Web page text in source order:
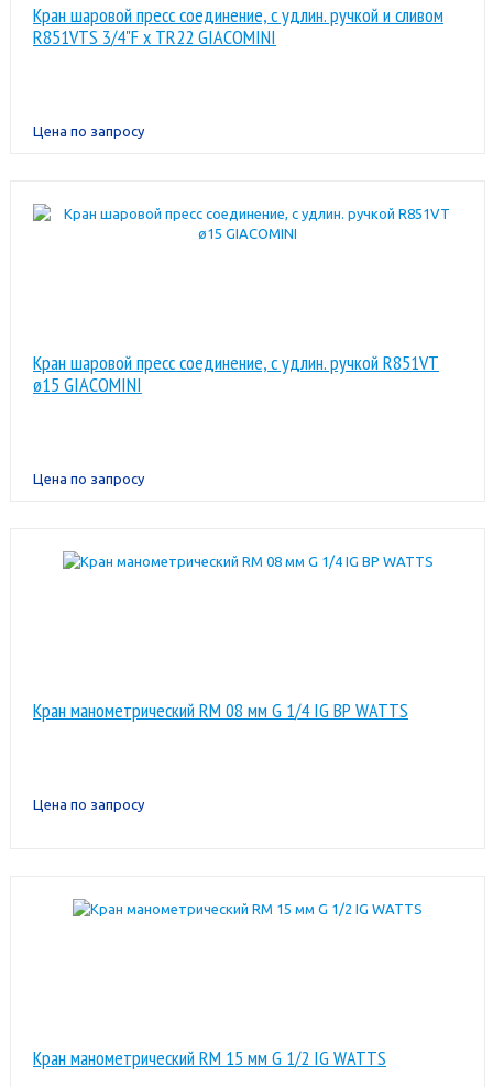
Кран шаровой пресс соединение, с удлин. ручкой и сливом
R851VTS 3/4"F x TR22 GIACOMINI
Цена по запросу
Кран шаровой пресс соединение, с удлин. ручкой R851VT
ø15 GIACOMINI
Цена по запросу
Кран манометрический RM 08 мм G 1/4 IG ВР WATTS
Цена по запросу
Кран манометрический RM 15 мм G 1/2 IG WATTS